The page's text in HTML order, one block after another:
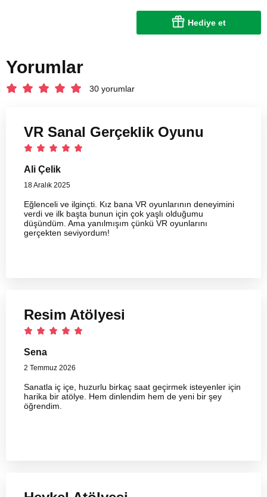
Hediye et
Yorumlar
30 yorumlar
VR Sanal Gerçeklik Oyunu
Ali Çelik
18 Aralık 2025
Eğlenceli ve ilginçti. Kız bana VR oyunlarının deneyimini
verdi ve ilk başta bunun için çok yaşlı olduğumu
düşündüm. Ama yanılmışım çünkü VR oyunlarını
gerçekten seviyordum!
Resim Atölyesi
Sena
2 Temmuz 2026
Sanatla iç içe, huzurlu birkaç saat geçirmek isteyenler için
harika bir atölye. Hem dinlendim hem de yeni bir şey
öğrendim.